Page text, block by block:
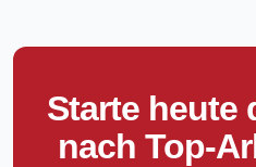
Starte heute
nach Top-